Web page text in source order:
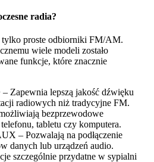
radia?
tylko proste odbiorniki FM/AM.
wiele modeli zostało
funkcje, które znacznie
Zapewnia lepszą jakość dźwięku
radiowych niż tradycyjne FM.
bezprzewodowe
tabletu czy komputera.
– Pozwalają na podłączenie
danych lub urządzeń audio.
szczególnie przydatne w sypialni